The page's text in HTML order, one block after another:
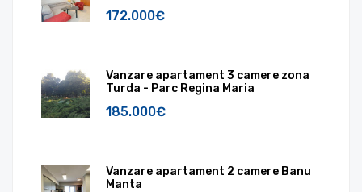
172.000€
Vanzare apartament 3 camere zona
Turda - Parc Regina Maria
185.000€
Vanzare apartament 2 camere Banu
Manta